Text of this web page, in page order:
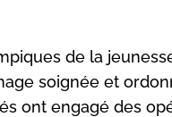
de la
soignée et
ont engagé des